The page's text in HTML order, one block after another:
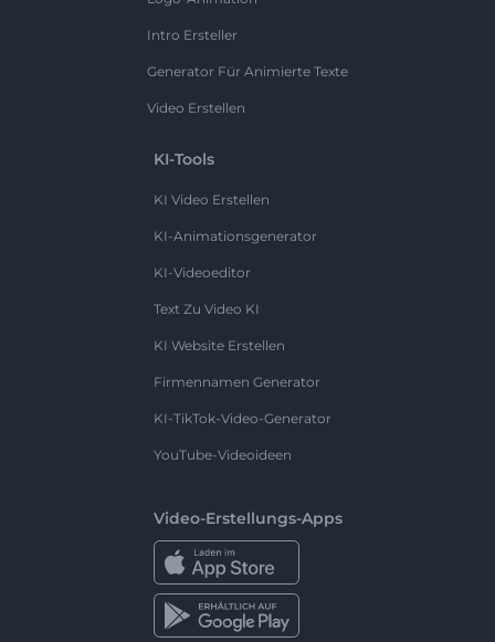
Intro Ersteller
Generator Für Animierte Texte
Video Erstellen
KI-Tools
KI Video Erstellen
KI-Animationsgenerator
KI-Videoeditor
Text Zu Video KI
KI Website Erstellen
Firmennamen Generator
KI-TikTok-Video-Generator
YouTube-Videoideen
Video-Erstellungs-Apps